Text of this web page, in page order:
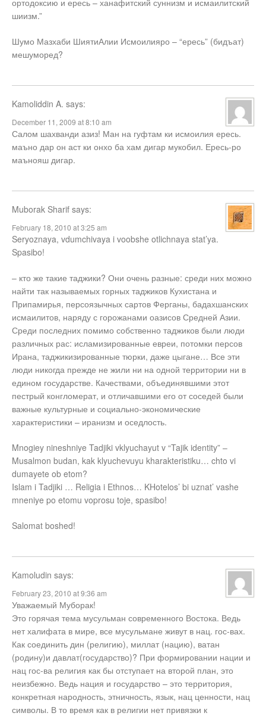
ортодоксию и ересь – ханафитский суннизм и исмаилитский
шиизм.”
Шумо Мазхаби ШиятиАлии Исмоилияро – “ересь” (бидъат)
мешуморед?
Kamoliddin A. says:
December 11, 2009 at 8:10 am
Салом шахванди азиз! Ман на гуфтам ки исмоилия ересь.
маъно дар он аст ки онхо ба хам дигар мукобил. Ересь-ро
маънояш дигар.
Muborak Sharif says:
February 18, 2010 at 3:25 am
Seryoznaya, vdumchivaya i voobshe otlichnaya stat’ya.
Spasibo!
– кто же такие таджики? Они очень разные: среди них можно
найти так называемых горных таджиков Кухистана и
Припамирья, персоязычных сартов Ферганы, бадахшанских
исмаилитов, наряду с горожанами оазисов Средней Азии.
Среди последних помимо собственно таджиков были люди
различных рас: исламизированные евреи, потомки персов
Ирана, таджикизированные тюрки, даже цыгане… Все эти
люди никогда прежде не жили ни на одной территории ни в
едином государстве. Качествами, объединявшими этот
пестрый конгломерат, и отличавшими его от соседей были
важные культурные и социально-экономические
характеристики – иранизм и оседлость.
Mnogiey nineshniye Tadjiki vklyuchayut v “Tajik identity” –
Musalmon budan, kak klyuchevuyu kharakteristiku… chto vi
dumayete ob etom?
Islam i Tadjiki … Religia i Ethnos… KHotelos’ bi uznat’ vashe
mneniye po etomu voprosu toje, spasibo!
Salomat boshed!
Kamoludin says:
February 23, 2010 at 9:36 am
Уважаемый Муборак!
Это горячая тема мусульман современного Востока. Ведь
нет халифата в мире, все мусульмане живут в нац. гос-вах.
Как соединить дин (религию), миллат (нацию), ватан
(родину)и давлат(государство)? При формировании нации и
нац гос-ва религия как бы отступает на второй план, это
неизбежно. Ведь нация и государство – это территория,
конкретная народность, этничность, язык, нац ценности, нац
символы. В то время как в религии нет привязки к